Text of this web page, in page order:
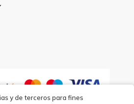
y de terceros para fines